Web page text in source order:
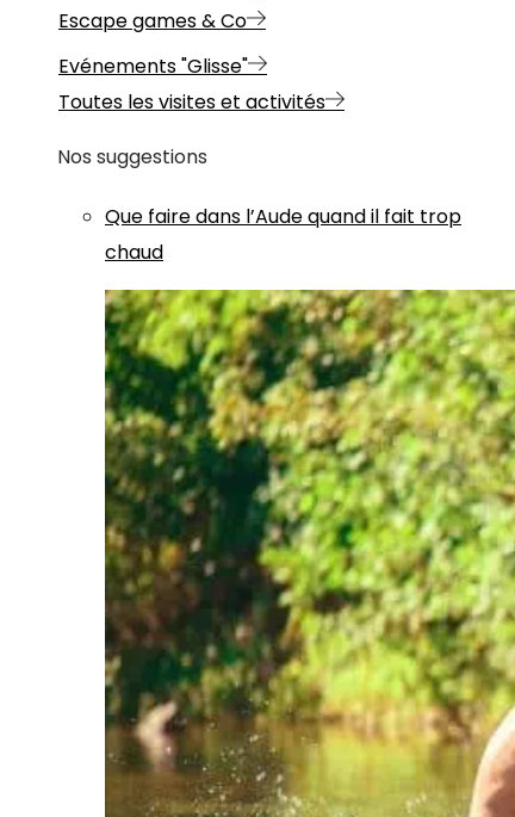
Escape games & Co
Evénements "Glisse"
Toutes les visites et activités
Nos suggestions
Que faire dans l’Aude quand il fait trop
chaud